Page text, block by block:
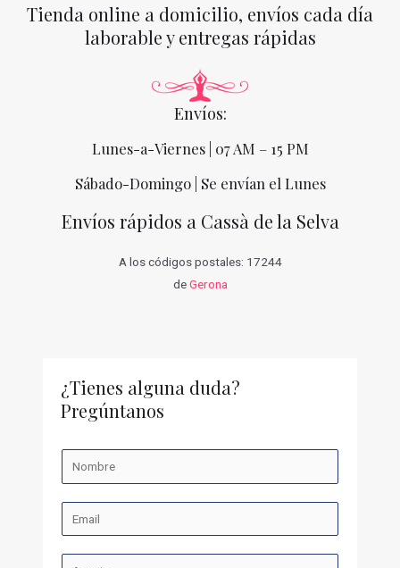
Tienda online a domicilio, envíos cada día
laborable y entregas rápidas
Envíos:
Lunes-a-Viernes | 07 AM – 15 PM
Sábado-Domingo | Se envían el Lunes
Envíos rápidos a Cassà de la Selva
A los códigos postales: 17244
deGerona
¿Tienes alguna duda?
Pregúntanos